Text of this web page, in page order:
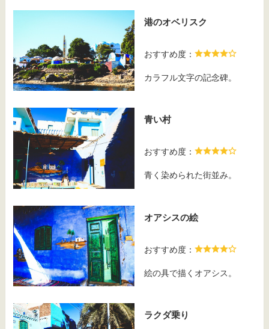
港のオベリスク
おすすめ度：
カラフル文字の記念碑。
青い村
おすすめ度：
青く染められた街並み。
オアシスの絵
おすすめ度：
絵の具で描くオアシス。
ラクダ乗り